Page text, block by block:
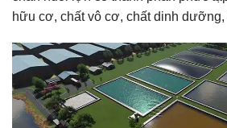
hữu cơ, chất vô cơ, chất dinh